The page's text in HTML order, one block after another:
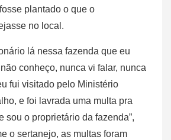
plantado o que o
no local.
lá nessa fazenda que eu
conheço, nunca vi falar, nunca
fui visitado pelo Ministério
e foi lavrada uma multa pra
sou o proprietário da fazenda”,
o sertanejo, as multas foram